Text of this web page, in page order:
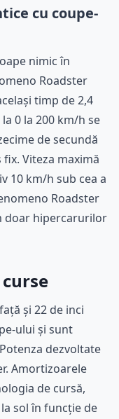
cu coupe-
nimic în
Roadster
timp de 2,4
0 la 200 km/h se
de secundă
Viteza maximă
10 km/h sub cea a
Roadster
doar hipercarurilor
și 22 de inci
ului și sunt
dezvoltate
Amortizoarele
de cursă,
sol în funcție de